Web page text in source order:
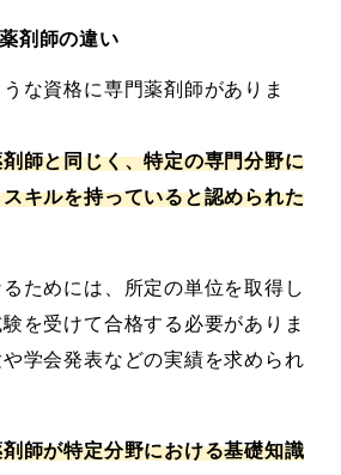
剤師の違い
な資格に専門薬剤師がありま
師と同じく、特定の専門分野に
キルを持っていると認められた
ためには、所定の単位を取得し
を受けて合格する必要がありま
学会発表などの実績を求められ
師が特定分野における基礎知識